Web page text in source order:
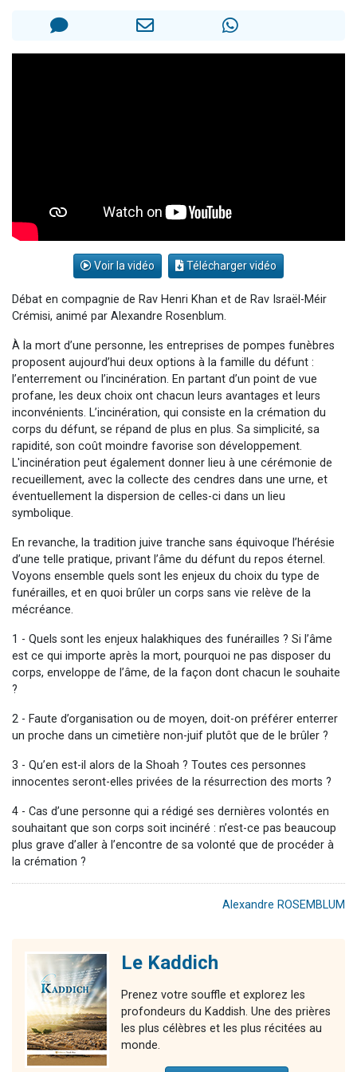
Voir la vidéo Télécharger vidéo
Débat en compagnie de Rav Henri Khan et de Rav Israël-Méir
Crémisi, animé par Alexandre Rosenblum.
À la mort d’une personne, les entreprises de pompes funèbres
proposent aujourd’hui deux options à la famille du défunt :
l’enterrement ou l’incinération. En partant d’un point de vue
profane, les deux choix ont chacun leurs avantages et leurs
inconvénients. L’incinération, qui consiste en la crémation du
corps du défunt, se répand de plus en plus. Sa simplicité, sa
rapidité, son coût moindre favorise son développement.
L'incinération peut également donner lieu à une cérémonie de
recueillement, avec la collecte des cendres dans une urne, et
éventuellement la dispersion de celles-ci dans un lieu
symbolique.
En revanche, la tradition juive tranche sans équivoque l’hérésie
d’une telle pratique, privant l’âme du défunt du repos éternel.
Voyons ensemble quels sont les enjeux du choix du type de
funérailles, et en quoi brûler un corps sans vie relève de la
mécréance.
1 - Quels sont les enjeux halakhiques des funérailles ? Si l’âme
est ce qui importe après la mort, pourquoi ne pas disposer du
corps, enveloppe de l’âme, de la façon dont chacun le souhaite
?
2 - Faute d’organisation ou de moyen, doit-on préférer enterrer
un proche dans un cimetière non-juif plutôt que de le brûler ?
3 - Qu’en est-il alors de la Shoah ? Toutes ces personnes
innocentes seront-elles privées de la résurrection des morts ?
4 - Cas d’une personne qui a rédigé ses dernières volontés en
souhaitant que son corps soit incinéré : n’est-ce pas beaucoup
plus grave d’aller à l’encontre de sa volonté que de procéder à
la crémation ?
Alexandre ROSEMBLUM
Le Kaddich
Prenez votre souffle et explorez les
profondeurs du Kaddish. Une des prières
les plus célèbres et les plus récitées au
monde.